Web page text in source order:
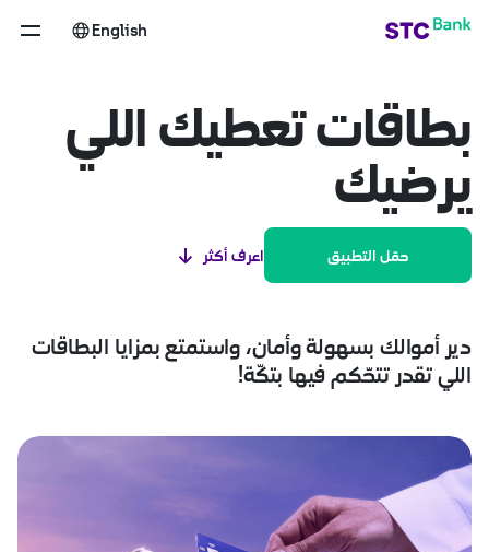
تخطي إلى المحتوى الرئيسي
البطاقات English
بطاقات تعطيك اللي
يرضيك
حمّل التطبيق اعرف أكثر
دير أموالك بسهولة وأمان، واستمتع بمزايا البطاقات
اللي تقدر تتحّكم فيها بتكّة!